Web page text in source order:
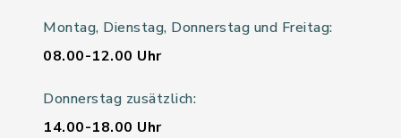
Montag, Dienstag, Donnerstag und Freitag:
08.00-12.00 Uhr
Donnerstag zusätzlich:
14.00-18.00 Uhr